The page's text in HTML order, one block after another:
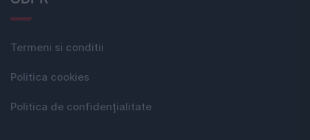
Termeni si conditii
Politica cookies
Politica de confidențialitate